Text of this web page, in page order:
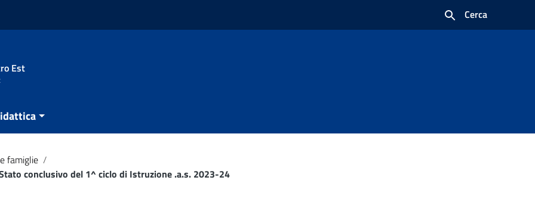
Cerca
Est
famiglie /
conclusivo del 1^ ciclo di Istruzione .a.s. 2023-24